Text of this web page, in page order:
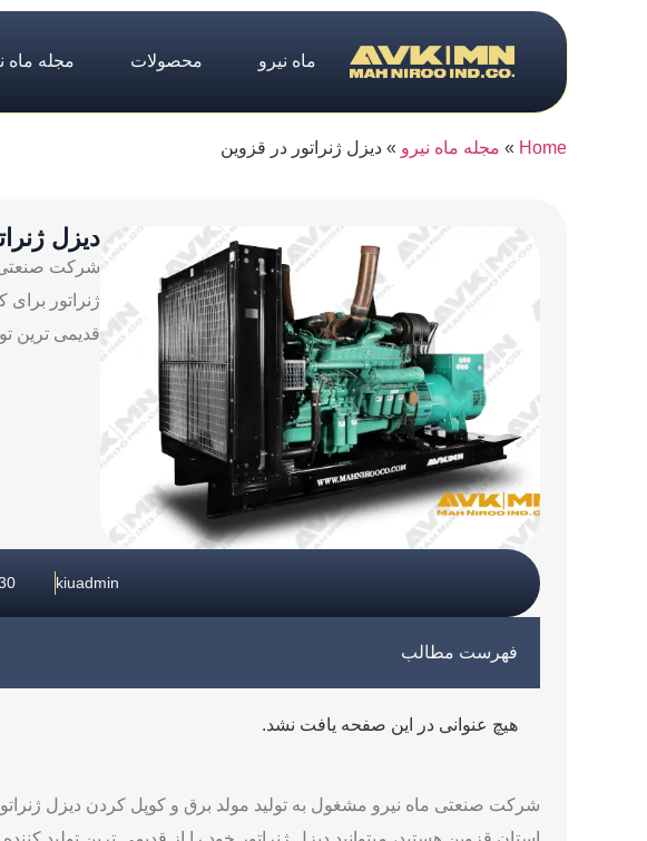
ماه نیرو محصولات مجله ماه
Home
» مجله ماه نیرو » دیزل ژنراتور در قزوین
دیزل
شرکت صنعتی
ژنراتور
قدیمی ترین
kiuadmin
فهرست مطالب
هیچ عنوانی در این صفحه یافت نشد.
شرکت صنعتی ماه نیرو مشغول به تولید مولد برق و کوپل کردن دیزل